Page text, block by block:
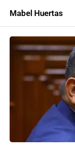
Mabel Huertas